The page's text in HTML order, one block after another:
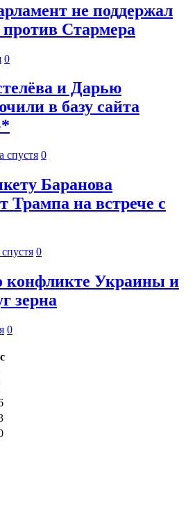
не поддержал
против Стармера
0
и Дарью
в базу сайта
спустя 0
Баранова
Трампа на встрече с
0
конфликте Украины и
зерна
0